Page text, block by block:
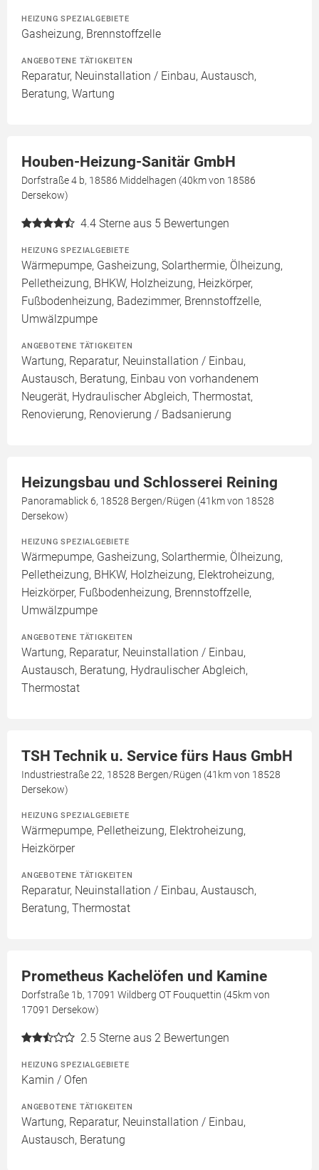
HEIZUNG SPEZIALGEBIETE
Gasheizung, Brennstoffzelle
ANGEBOTENE TÄTIGKEITEN
Reparatur, Neuinstallation / Einbau, Austausch,
Beratung, Wartung
Houben-Heizung-Sanitär GmbH
Dorfstraße 4 b, 18586 Middelhagen (40km von 18586
Dersekow)
4.4 Sterne aus 5 Bewertungen
HEIZUNG SPEZIALGEBIETE
Wärmepumpe, Gasheizung, Solarthermie, Ölheizung,
Pelletheizung, BHKW, Holzheizung, Heizkörper,
Fußbodenheizung, Badezimmer, Brennstoffzelle,
Umwälzpumpe
ANGEBOTENE TÄTIGKEITEN
Wartung, Reparatur, Neuinstallation / Einbau,
Austausch, Beratung, Einbau von vorhandenem
Neugerät, Hydraulischer Abgleich, Thermostat,
Renovierung, Renovierung / Badsanierung
Heizungsbau und Schlosserei Reining
Panoramablick 6, 18528 Bergen/Rügen (41km von 18528
Dersekow)
HEIZUNG SPEZIALGEBIETE
Wärmepumpe, Gasheizung, Solarthermie, Ölheizung,
Pelletheizung, BHKW, Holzheizung, Elektroheizung,
Heizkörper, Fußbodenheizung, Brennstoffzelle,
Umwälzpumpe
ANGEBOTENE TÄTIGKEITEN
Wartung, Reparatur, Neuinstallation / Einbau,
Austausch, Beratung, Hydraulischer Abgleich,
Thermostat
TSH Technik u. Service fürs Haus GmbH
Industriestraße 22, 18528 Bergen/Rügen (41km von 18528
Dersekow)
HEIZUNG SPEZIALGEBIETE
Wärmepumpe, Pelletheizung, Elektroheizung,
Heizkörper
ANGEBOTENE TÄTIGKEITEN
Reparatur, Neuinstallation / Einbau, Austausch,
Beratung, Thermostat
Prometheus Kachelöfen und Kamine
Dorfstraße 1b, 17091 Wildberg OT Fouquettin (45km von
17091 Dersekow)
2.5 Sterne aus 2 Bewertungen
HEIZUNG SPEZIALGEBIETE
Kamin / Ofen
ANGEBOTENE TÄTIGKEITEN
Wartung, Reparatur, Neuinstallation / Einbau,
Austausch, Beratung